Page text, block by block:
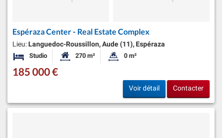
Espéraza Center - Real Estate Complex
Lieu: Languedoc-Roussillon, Aude (11), Espéraza
Studio ChambresSurface habitable:
270 m² Superficie du terrain:
0 m²
185 000 €
Voir détail Contacter